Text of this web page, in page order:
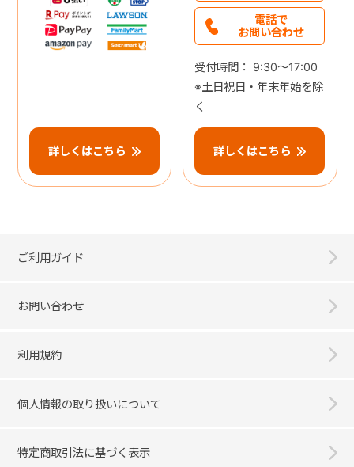
詳しくはこちら
電話で
お問い合わせ
受付時間： 9:30～17:00
※土日祝日・年末年始を除
く
詳しくはこちら
ご利用ガイド
お問い合わせ
利用規約
個人情報の取り扱いについて
特定商取引法に基づく表示